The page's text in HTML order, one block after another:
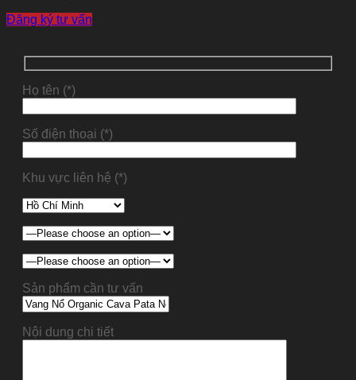
Đăng ký tư vấn
Họ tên (*)
Số điện thoại (*)
Khu vực liên hệ (*)
Sản phẩm cần tư vấn
Nội dung chi tiết